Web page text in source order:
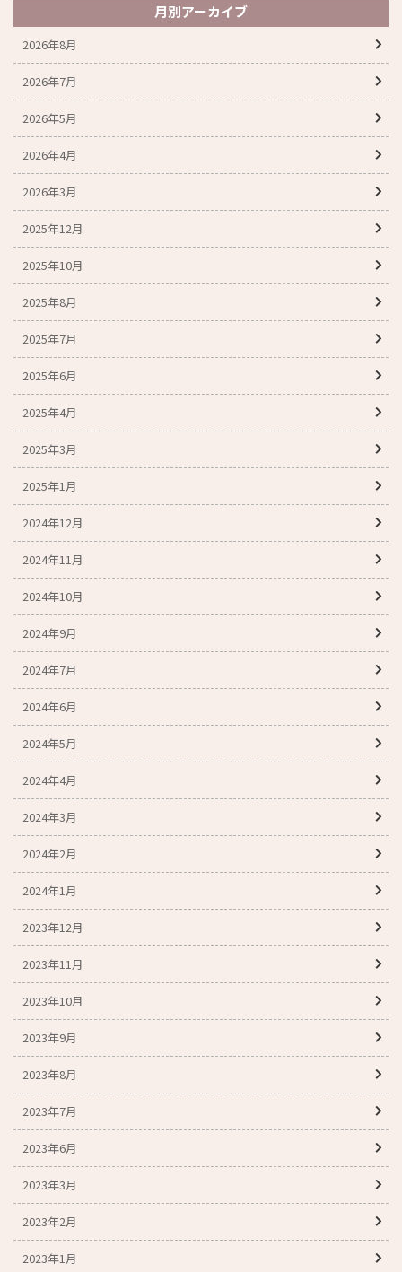
月別アーカイブ
2026年8月
2026年7月
2026年5月
2026年4月
2026年3月
2025年12月
2025年10月
2025年8月
2025年7月
2025年6月
2025年4月
2025年3月
2025年1月
2024年12月
2024年11月
2024年10月
2024年9月
2024年7月
2024年6月
2024年5月
2024年4月
2024年3月
2024年2月
2024年1月
2023年12月
2023年11月
2023年10月
2023年9月
2023年8月
2023年7月
2023年6月
2023年3月
2023年2月
2023年1月